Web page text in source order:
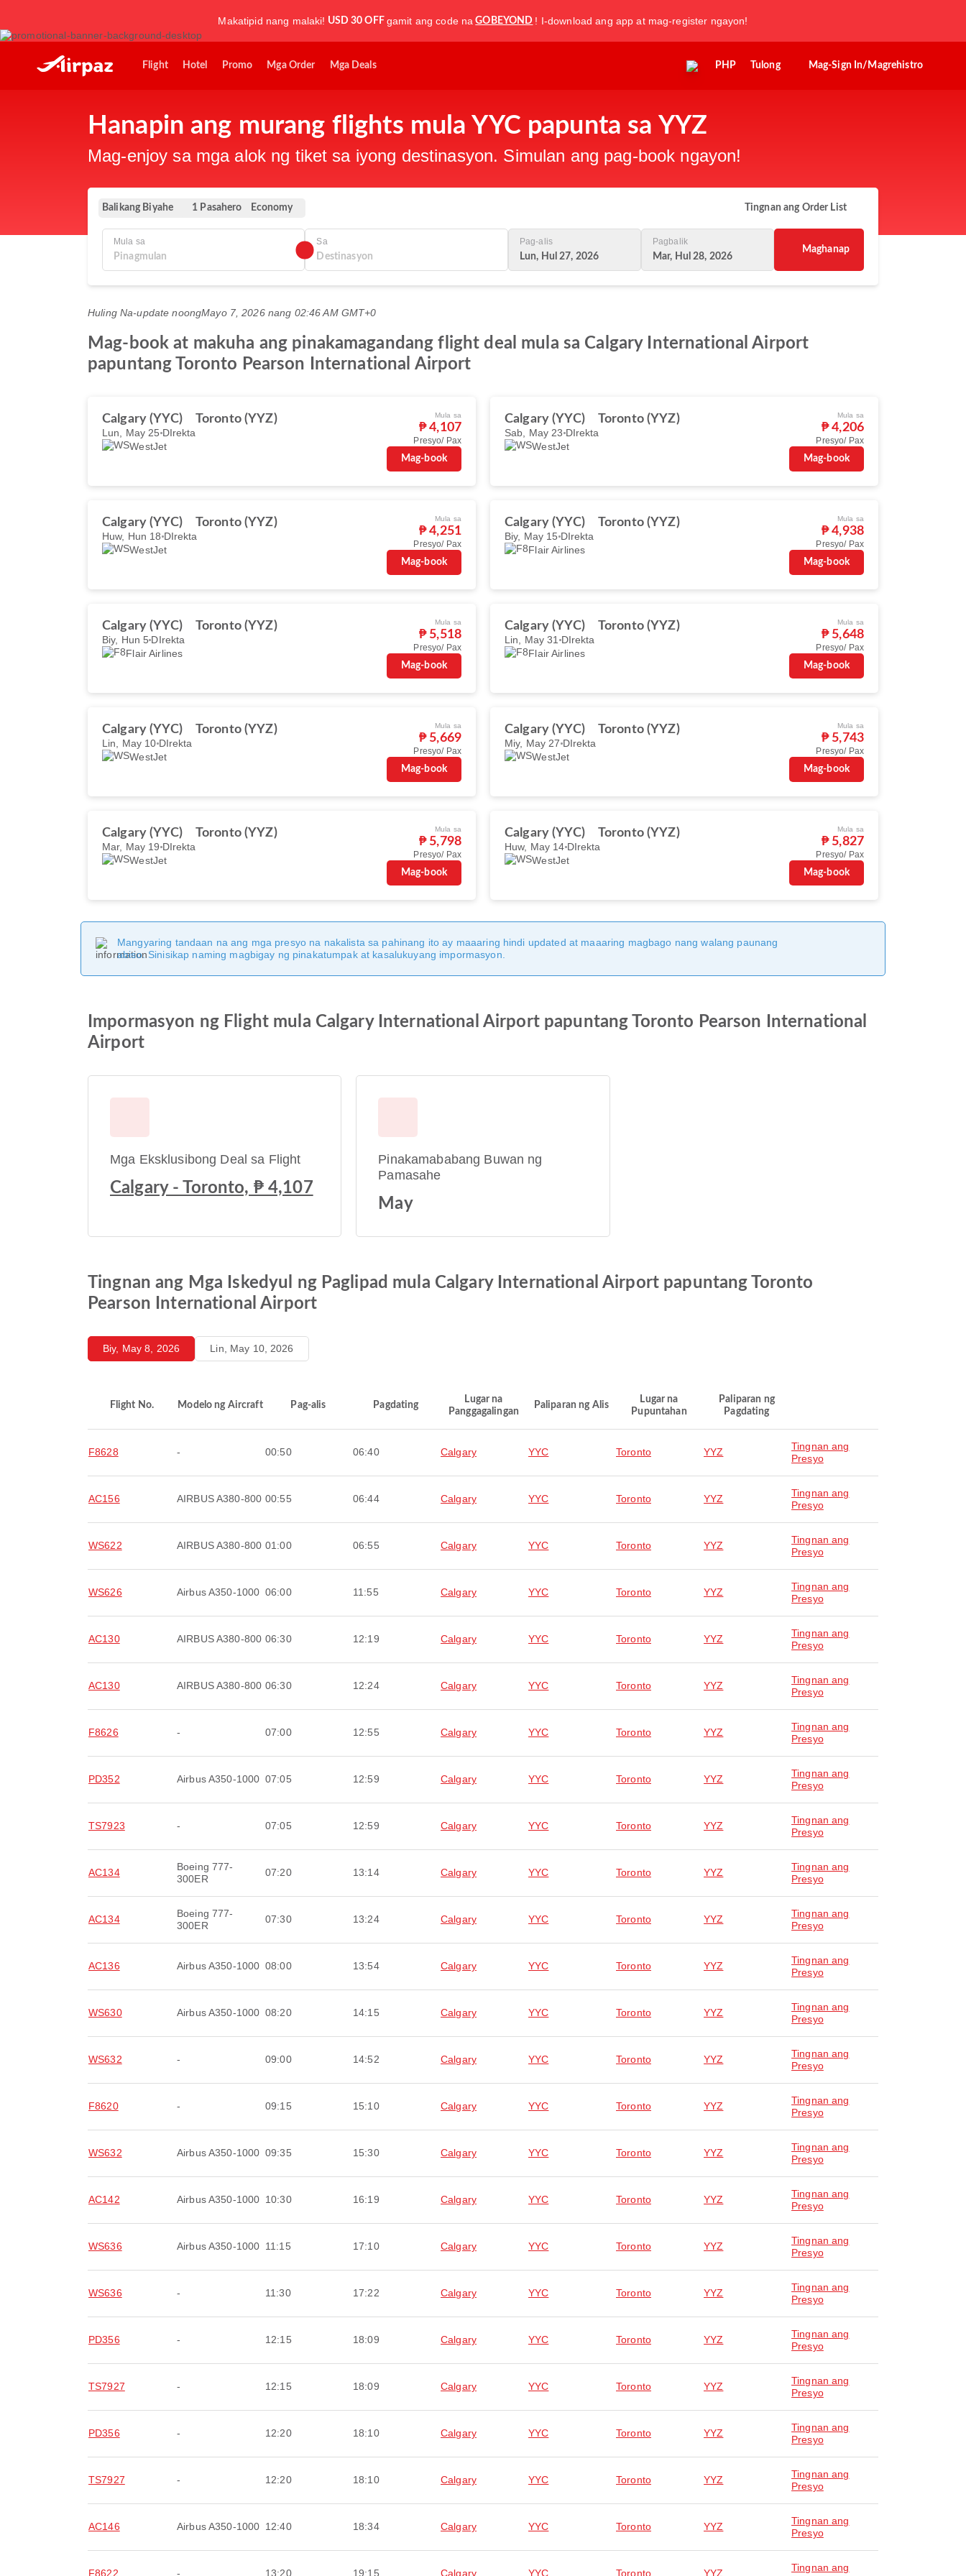
Makatipid nang malaki! USD 30 OFF gamit ang code na GOBEYOND ! I-download ang app at mag-register ngayon!
Flight Hotel Promo Mga Order Mga Deals PHP Tulong Mag-Sign In/Magrehistro
Hanapin ang murang flights mula YYC papunta sa YYZ
Mag-enjoy sa mga alok ng tiket sa iyong destinasyon. Simulan ang pag-book ngayon!
Balikang Biyahe 1 Pasahero Economy Tingnan ang Order List
Mula sa Sa
Pag-alis
Lun, Hul 27, 2026
Pagbalik
Mar, Hul 28, 2026
Maghanap
Huling Na-update noongMayo 7, 2026 nang 02:46 AM GMT+0
Mag-book at makuha ang pinakamagandang flight deal mula sa Calgary International Airport
papuntang Toronto Pearson International Airport
Calgary (YYC) Toronto (YYZ)
Lun, May 25 DIrekta
WestJet
Mula sa
₱ 4,107
Presyo/ Pax
Mag-book
Calgary (YYC) Toronto (YYZ)
Sab, May 23 DIrekta
WestJet
Mula sa
₱ 4,206
Presyo/ Pax
Mag-book
Calgary (YYC) Toronto (YYZ)
Huw, Hun 18 DIrekta
WestJet
Mula sa
₱ 4,251
Presyo/ Pax
Mag-book
Calgary (YYC) Toronto (YYZ)
Biy, May 15 DIrekta
Flair Airlines
Mula sa
₱ 4,938
Presyo/ Pax
Mag-book
Calgary (YYC) Toronto (YYZ)
Biy, Hun 5 DIrekta
Flair Airlines
Mula sa
₱ 5,518
Presyo/ Pax
Mag-book
Calgary (YYC) Toronto (YYZ)
Lin, May 31 DIrekta
Flair Airlines
Mula sa
₱ 5,648
Presyo/ Pax
Mag-book
Calgary (YYC) Toronto (YYZ)
Lin, May 10 DIrekta
WestJet
Mula sa
₱ 5,669
Presyo/ Pax
Mag-book
Calgary (YYC) Toronto (YYZ)
Miy, May 27 DIrekta
WestJet
Mula sa
₱ 5,743
Presyo/ Pax
Mag-book
Calgary (YYC) Toronto (YYZ)
Mar, May 19 DIrekta
WestJet
Mula sa
₱ 5,798
Presyo/ Pax
Mag-book
Calgary (YYC) Toronto (YYZ)
Huw, May 14 DIrekta
WestJet
Mula sa
₱ 5,827
Presyo/ Pax
Mag-book
Mangyaring tandaan na ang mga presyo na nakalista sa pahinang ito ay maaaring hindi updated at maaaring magbago nang walang paunang
abiso. Sinisikap naming magbigay ng pinakatumpak at kasalukuyang impormasyon.
Impormasyon ng Flight mula Calgary International Airport papuntang Toronto Pearson International
Airport
Mga Eksklusibong Deal sa Flight
Calgary - Toronto, ₱ 4,107
Pinakamababang Buwan ng
Pamasahe
May
Tingnan ang Mga Iskedyul ng Paglipad mula Calgary International Airport papuntang Toronto
Pearson International Airport
Biy, May 8, 2026 Lin, May 10, 2026
Flight No. Modelo ng Aircraft Pag-alis Pagdating
Lugar na
Panggagalingan
Paliparan ng Alis
Lugar na
Pupuntahan
Paliparan ng
Pagdating
F8628 - 00:50 06:40 Calgary YYC Toronto YYZ
Tingnan ang
Presyo
AC156 AIRBUS A380-800 00:55 06:44 Calgary YYC Toronto YYZ
Tingnan ang
Presyo
WS622 AIRBUS A380-800 01:00 06:55 Calgary YYC Toronto YYZ
Tingnan ang
Presyo
WS626 Airbus A350-1000 06:00 11:55 Calgary YYC Toronto YYZ
Tingnan ang
Presyo
AC130 AIRBUS A380-800 06:30 12:19 Calgary YYC Toronto YYZ
Tingnan ang
Presyo
AC130 AIRBUS A380-800 06:30 12:24 Calgary YYC Toronto YYZ
Tingnan ang
Presyo
F8626 - 07:00 12:55 Calgary YYC Toronto YYZ
Tingnan ang
Presyo
PD352 Airbus A350-1000 07:05 12:59 Calgary YYC Toronto YYZ
Tingnan ang
Presyo
TS7923 - 07:05 12:59 Calgary YYC Toronto YYZ
Tingnan ang
Presyo
AC134
Boeing 777-
300ER
07:20 13:14 Calgary YYC Toronto YYZ
Tingnan ang
Presyo
AC134
Boeing 777-
300ER
07:30 13:24 Calgary YYC Toronto YYZ
Tingnan ang
Presyo
AC136 Airbus A350-1000 08:00 13:54 Calgary YYC Toronto YYZ
Tingnan ang
Presyo
WS630 Airbus A350-1000 08:20 14:15 Calgary YYC Toronto YYZ
Tingnan ang
Presyo
WS632 - 09:00 14:52 Calgary YYC Toronto YYZ
Tingnan ang
Presyo
F8620 - 09:15 15:10 Calgary YYC Toronto YYZ
Tingnan ang
Presyo
WS632 Airbus A350-1000 09:35 15:30 Calgary YYC Toronto YYZ
Tingnan ang
Presyo
AC142 Airbus A350-1000 10:30 16:19 Calgary YYC Toronto YYZ
Tingnan ang
Presyo
WS636 Airbus A350-1000 11:15 17:10 Calgary YYC Toronto YYZ
Tingnan ang
Presyo
WS636 - 11:30 17:22 Calgary YYC Toronto YYZ
Tingnan ang
Presyo
PD356 - 12:15 18:09 Calgary YYC Toronto YYZ
Tingnan ang
Presyo
TS7927 - 12:15 18:09 Calgary YYC Toronto YYZ
Tingnan ang
Presyo
PD356 - 12:20 18:10 Calgary YYC Toronto YYZ
Tingnan ang
Presyo
TS7927 - 12:20 18:10 Calgary YYC Toronto YYZ
Tingnan ang
Presyo
AC146 Airbus A350-1000 12:40 18:34 Calgary YYC Toronto YYZ
Tingnan ang
Presyo
F8622 - 13:20 19:15 Calgary YYC Toronto YYZ
Tingnan ang